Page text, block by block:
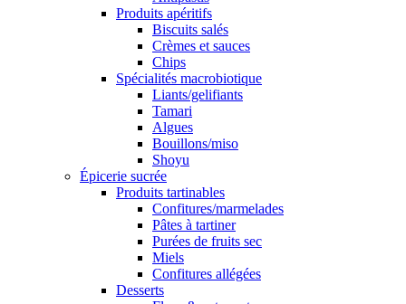
Produits apéritifs
Biscuits salés
Crèmes et sauces
Chips
Spécialités macrobiotique
Liants/gelifiants
Tamari
Algues
Bouillons/miso
Shoyu
Épicerie sucrée
Produits tartinables
Confitures/marmelades
Pâtes à tartiner
Purées de fruits sec
Miels
Confitures allégées
Desserts